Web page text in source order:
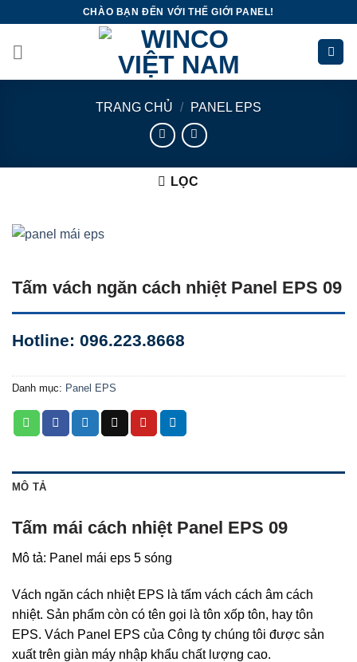
content
CHÀO BẠN ĐẾN VỚI THẾ GIỚI PANEL!
TRANG CHỦ / PANEL EPS
LỌC
Tấm vách ngăn cách nhiệt Panel EPS 09
Hotline: 096.223.8668
Danh mục: Panel EPS
MÔ TẢ
Tấm mái cách nhiệt Panel EPS 09
Mô tả: Panel mái eps 5 sóng
Vách ngăn cách nhiệt EPS là tấm vách cách âm cách
nhiệt. Sản phẩm còn có tên gọi là tôn xốp tôn, hay tôn
EPS. Vách Panel EPS của Công ty chúng tôi được sản
xuất trên giàn máy nhập khẩu chất lượng cao.